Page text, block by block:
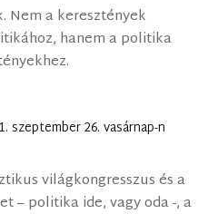
Nem a keresztények
hanem a politika
szeptember 26. vasárnap-n
világkongresszus és a
– politika ide, vagy oda -, a